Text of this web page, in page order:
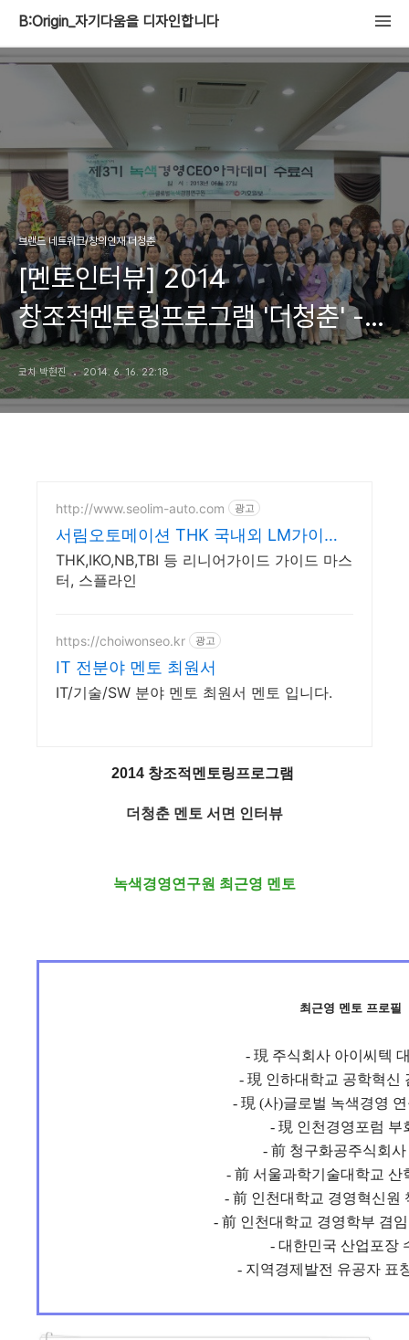
B:Origin_자기다움을 디자인합니다
브랜드 네트워크/창의인재 더청춘
[멘토인터뷰] 2014
창조적멘토링프로그램 '더청춘' -
최근영 멘토 by 퍼스널브랜드PD
박현진
코치 박현진 2014. 6. 16. 22:18
http://www.seolim-auto.com 광고
서림오토메이션 THK 국내외 LM가이드
전문
THK,IKO,NB,TBI 등 리니어가이드 가이드 마스
터, 스플라인
https://choiwonseo.kr 광고
IT 전분야 멘토 최원서
IT/기술/SW 분야 멘토 최원서 멘토 입니다.
2014 창조적멘토링프로그램
더청춘 멘토 서면 인터뷰
녹색경영연구원 최근영 멘토
최근영 멘토 프로필
- 現 주식회사 아이씨텍
- 現 인하대학교 공학혁신
- 現 (사)글로벌 녹색경영
- 現 인천경영포럼 부
- 前 청구화공주식회사
- 前 서울과학기술대학교 산
- 前 인천대학교 경영혁신원
- 前 인천대학교 경영학부 겸
- 대한민국 산업포장
- 지역경제발전 유공자 표